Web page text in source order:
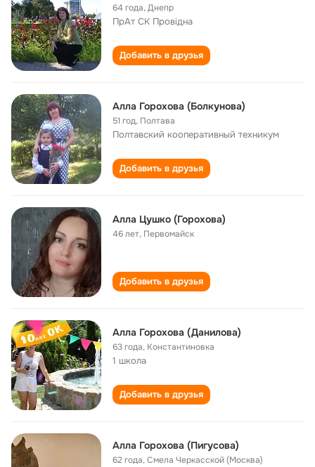
64 года,Днепр
ПрАт СК Провiдна
Добавить в друзья
Алла Горохова (Болкунова)
51 год, Полтава
Полтавский кооперативный техникум
Добавить в друзья
Алла Цушко (Горохова)
46 лет, Первомайск
Добавить в друзья
Алла Горохова (Данилова)
63 года, Константиновка
1 школа
Добавить в друзья
Алла Горохова (Пигусова)
62 года,Смела Черкасской (Москва)